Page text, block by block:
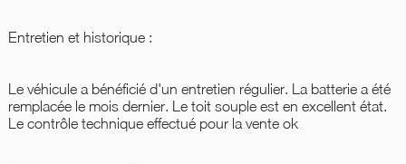
Entretien et historique :
Le véhicule a bénéficié d'un entretien régulier. La batterie a été
remplacée le mois dernier. Le toit souple est en excellent état.
Le contrôle technique effectué pour la vente ok